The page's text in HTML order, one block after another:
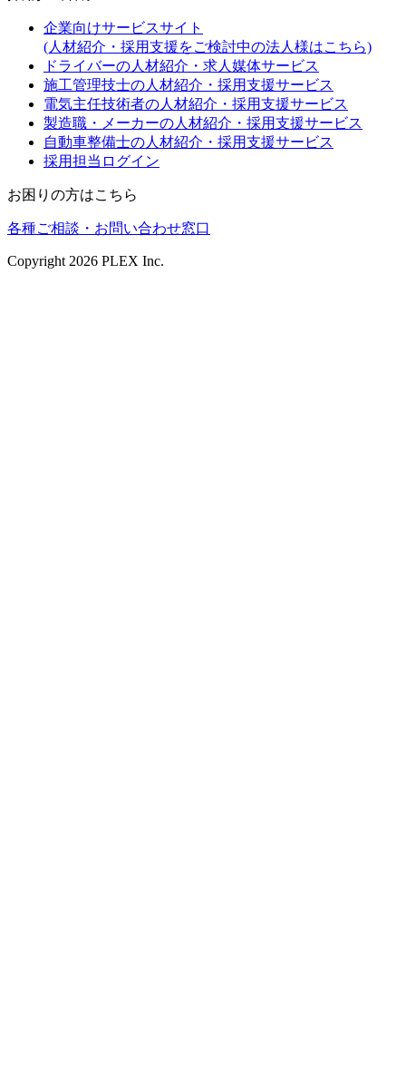
企業向けサービスサイト
(人材紹介・採用支援をご検討中の法人様はこちら)
ドライバーの人材紹介・求人媒体サービス
施工管理技士の人材紹介・採用支援サービス
電気主任技術者の人材紹介・採用支援サービス
製造職・メーカーの人材紹介・採用支援サービス
自動車整備士の人材紹介・採用支援サービス
採用担当ログイン
お困りの方はこちら
各種ご相談・お問い合わせ窓口
Copyright 2026 PLEX Inc.